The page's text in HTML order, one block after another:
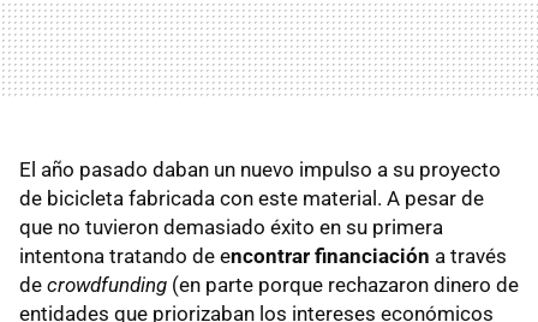
El año pasado daban un nuevo impulso a su proyecto
de bicicleta fabricada con este material. A pesar de
que no tuvieron demasiado éxito en su primera
intentona tratando de encontrar financiación a través
de crowdfunding (en parte porque rechazaron dinero de
entidades que priorizaban los intereses económicos